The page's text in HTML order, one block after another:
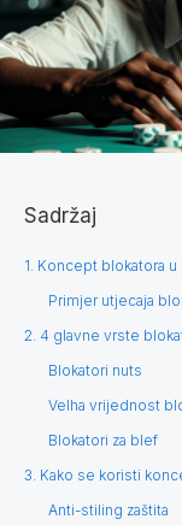
Sadržaj
1. Koncept blokatora
Primjer utjecaja
2. 4 glavne vrste
Blokatori nuts
Velha vrijednost
Blokatori za blef
3. Kako se koristi
Anti-stiling zaštita